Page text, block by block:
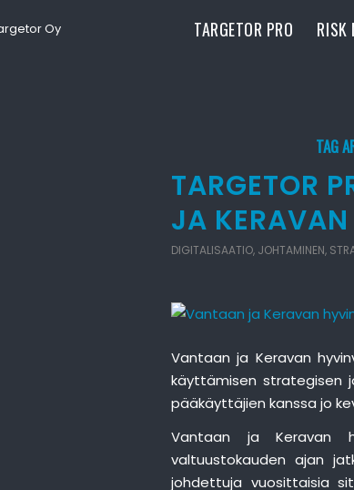
TARGETOR PRO RISK
TAG
TARGETOR
JA
DIGITALISAATIO, JOHTAMINEN,
Vantaan ja Keravan
käyttämisen strategisen
pääkäyttäjien kanssa jo
Vantaan ja Keravan
valtuustokauden ajan
johdettuja vuosittaisia